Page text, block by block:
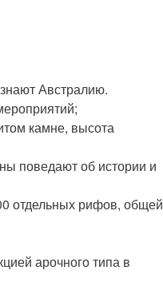
Австралию.
камне, высота
поведают об истории и
отдельных рифов, общей
арочного типа в